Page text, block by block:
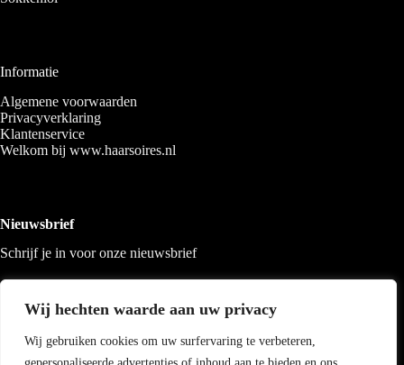
Wij hechten waarde aan uw privacy
Wij gebruiken cookies om uw surfervaring te verbeteren,
Informatie
Algemene voorwaarden
Privacyverklaring
Klantenservice
Welkom bij www.haarsoires.nl
Nieuwsbrief
Schrijf je in voor onze nieuwsbrief